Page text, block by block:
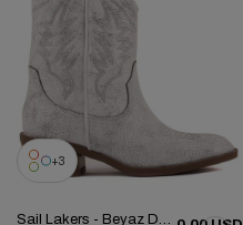
3
Sail Lakers - Beyaz Deri Nakışlı Kadın Çizme 105-5079-010173